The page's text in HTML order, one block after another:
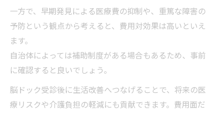
一方で、早期発見による医療費の抑制や、重篤な障害の
予防という観点から考えると、費用対効果は高いといえ
ます。
自治体によっては補助制度がある場合もあるため、事前
に確認すると良いでしょう。
脳ドック受診後に生活改善へつなげることで、将来の医
療リスクや介護負担の軽減にも貢献できます。費用面だ